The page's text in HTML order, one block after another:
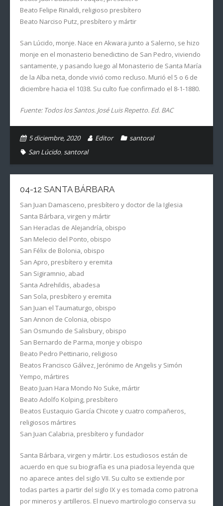
Beato Felipe Rinaldi, religioso presbítero
Beato Narciso Putz, presbítero y mártir
San Lúcido, monje. Nace en Akwara junto a Salerno, se hizo
monje en el monasterio benedictino de San Pedro, viviendo
santamente, y pasando luego al Monasterio de Santa María
de la Alba neta, donde vivió como recluso. Murió el 5 o 6 de
diciembre hacia el 1038. Su culto fue confirmado el 8-1-1880.
Fuente: Todos los Santos. José Luis Repetto. Ed. BAC
5 diciembre, 2020 Editor
santoral
San Lúcido,santoral
04-12 SANTA BÁRBARA
San Juan Damasceno, presbítero y doctor de la Iglesia
Santa Bárbara, virgen y mártir
San Heraclas de Alejandría, obispo
San Melecio del Ponto, obispo
San Félix de Bolonia, obispo
San Apro, presbítero y eremita
San Sigiramnio, abad
Santa Adrehildis, abadesa
San Sola, presbítero y eremita
San Juan el Taumaturgo, obispo
San Annon de Colonia, obispo
San Osmundo de Salisbury, obispo
San Bernardo de Parma, monje y obispo
Beato Pedro Pettinario, religioso
Beatos Francisco Gálvez, Jerónimo de Angelis y Simón
Yempo, mártires
Beato Juan Hara Mondo No Suke, mártir
Beato Adolfo Kolping, presbítero
Beatos Eustaquio García Chicote y cuatro compañeros,
religiosos mártires
San Juan Calabria, presbítero y fundador
Santa Bárbara, virgen y mártir. Los estudiosos están de
acuerdo en que su biografía es una piadosa leyenda que
no aparece antes del siglo VII. Su culto se extiende por
todas partes a partir del siglo IX y es tomada como patrona
por mineros y artilleros. El nuevo martirologio conserva su